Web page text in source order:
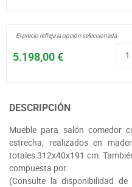
5.198,00 €
El precio refleja la opción seleccionada
DESCRIPCIÓN
Mueble para salón comedor
estrecha, realizados en
totales 312x40x191 cm.
compuesta por:
(Consulte la disponibilidad